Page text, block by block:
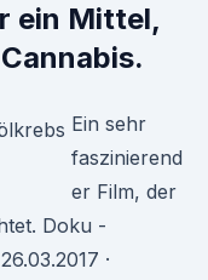
ein Mittel,
Ein sehr
faszinierend
er Film, der
Doku -
·